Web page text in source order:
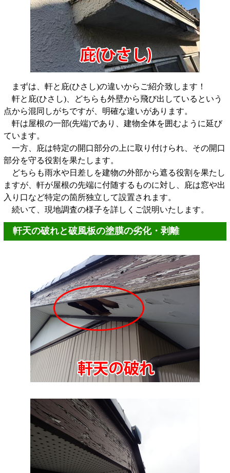
まずは、軒と庇(ひさし)の違いからご紹介致します！
軒と庇(ひさし)、どちらも外壁から飛び出しているという
点から混同しがちですが、明確な違いがあります。
軒は屋根の一部(先端)であり、建物全体を囲むように延び
ています。
一方、庇は特定の開口部分の上に取り付けられ、その開口
部分を守る役割を果たします。
どちらも雨水や日差しを建物の外部から遮る役割を果たし
ますが、軒が屋根の先端に付随するものに対し、庇は窓や出
入り口など特定の箇所独立して設置されます。
続いて、現地調査の様子を詳しくご説明いたします。
軒天の破れと破風板の塗膜の劣化・剥離